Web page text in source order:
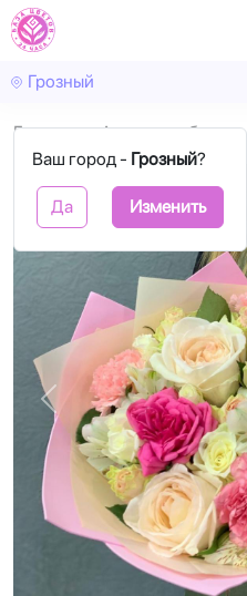
Грозный
Ваш город - Грозный?
Да Изменить
Главная Авторские букеты
Назад